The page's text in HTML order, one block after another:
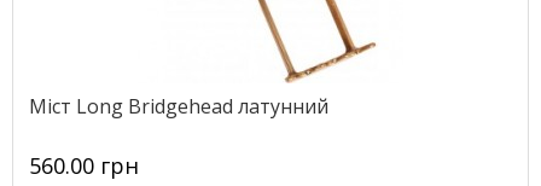
Міст Long Bridgehead латунний
560.00 грн